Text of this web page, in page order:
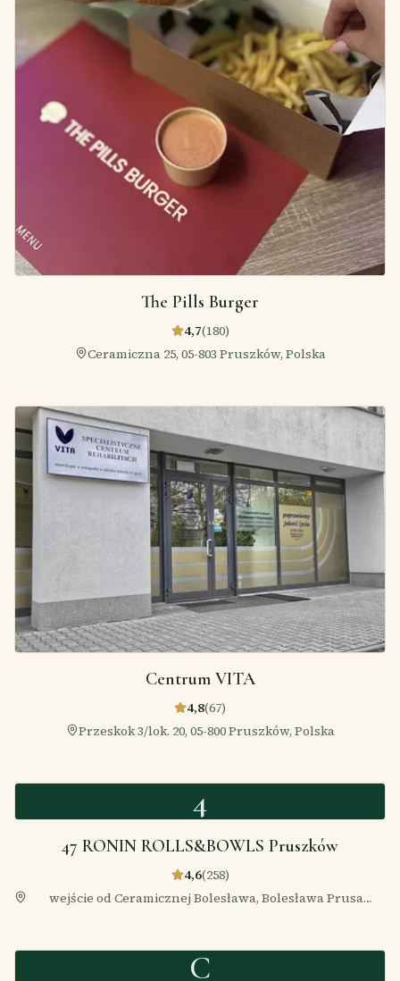
The Pills Burger
4,7(180)
Ceramiczna 25, 05-803 Pruszków, Polska
Centrum VITA
4,8(67)
Przeskok 3/lok. 20, 05-800 Pruszków, Polska
4
47 RONIN ROLLS&BOWLS Pruszków
4,6(258)
wejście od Ceramicznej Bolesława, Bolesława Prusa
C